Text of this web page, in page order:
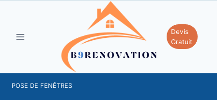
contenu
Devis
Gratuit
POSE DE FENÊTRES